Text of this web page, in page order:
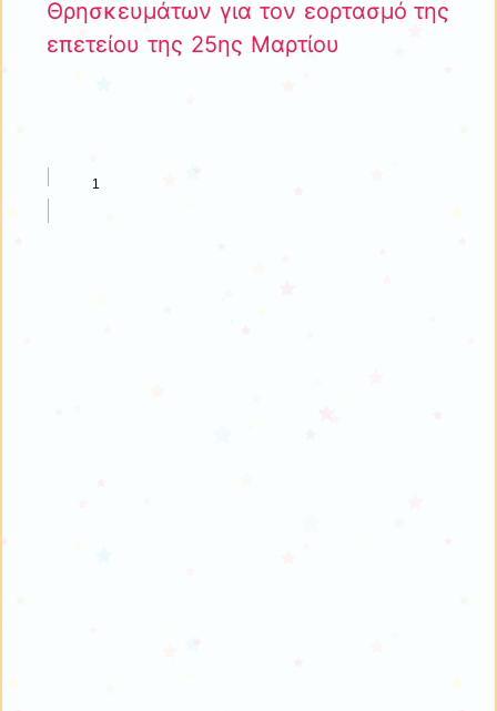
Θρησκευμάτων για τον εορτασμό της
επετείου της 25ης Μαρτίου